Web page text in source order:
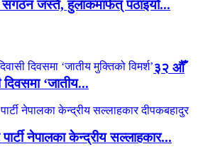
जस्तै, हुलाकमार्फत् पठाइयो...
३२ औँ
दिवसमा ‘जातीय...
नेपालका केन्द्रीय सल्लाहकार...